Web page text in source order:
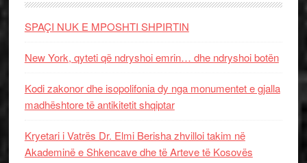
SPAÇI NUK E MPOSHTI SHPIRTIN
New York, qyteti që ndryshoi emrin… dhe ndryshoi botën
Kodi zakonor dhe isopolifonia dy nga monumentet e gjalla
madhështore të antikitetit shqiptar
Kryetari i Vatrës Dr. Elmi Berisha zhvilloi takim në
Akademinë e Shkencave dhe të Arteve të Kosovës